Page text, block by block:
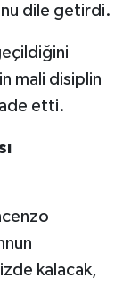
dile getirdi.
mali disiplin
etti.
kalacak,